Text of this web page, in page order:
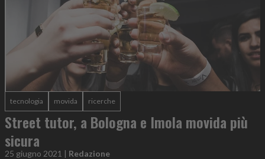
tecnologia movida ricerche
Street tutor, a Bologna e Imola movida più
sicura
25 giugno 2021 | Redazione